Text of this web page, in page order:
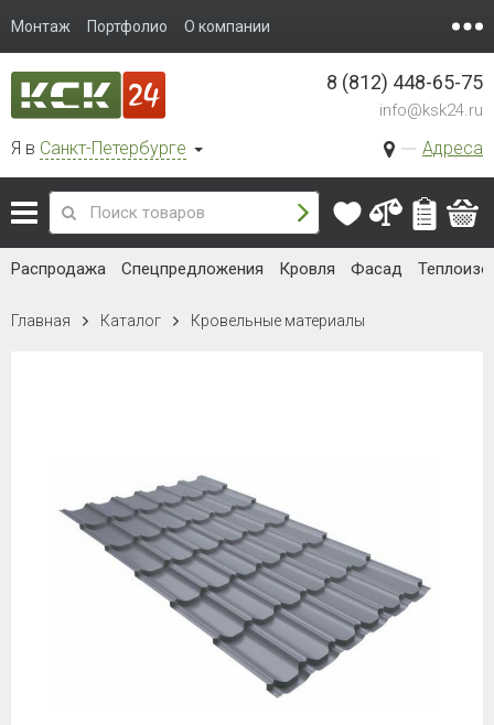
Монтаж Портфолио О компании
Я в Санкт-Петербурге Адреса
8 (812) 448-65-75
info@ksk24.ru
Распродажа Спецпредложения Кровля Фасад
Главная Каталог Кровельные материалы